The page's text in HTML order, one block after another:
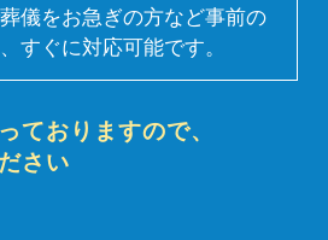
儀をお急ぎの方など事前の
すぐに対応可能です。
ておりますので、
さい